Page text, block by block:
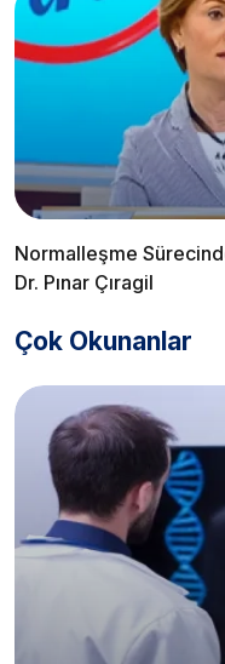
Normalleşme
Dr. Pınar Çıragil
Çok Okunanlar